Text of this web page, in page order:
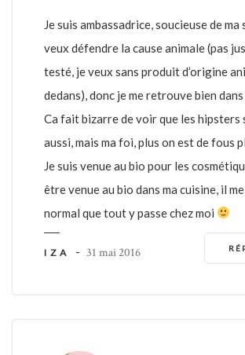
Je suis ambassadrice, soucieuse de ma
veux défendre la cause animale (pas
testé, je veux sans produit d’origine
dedans), donc je me retrouve bien
Ca fait bizarre de voir que les hipsters
aussi, mais ma foi, plus on est de fous
Je suis venue au bio pour les
être venue au bio dans ma cuisine, il
normal que tout y passe chez moi
IZA - 31 mai 2016